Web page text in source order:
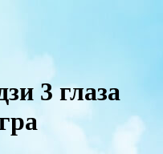
3 глаза